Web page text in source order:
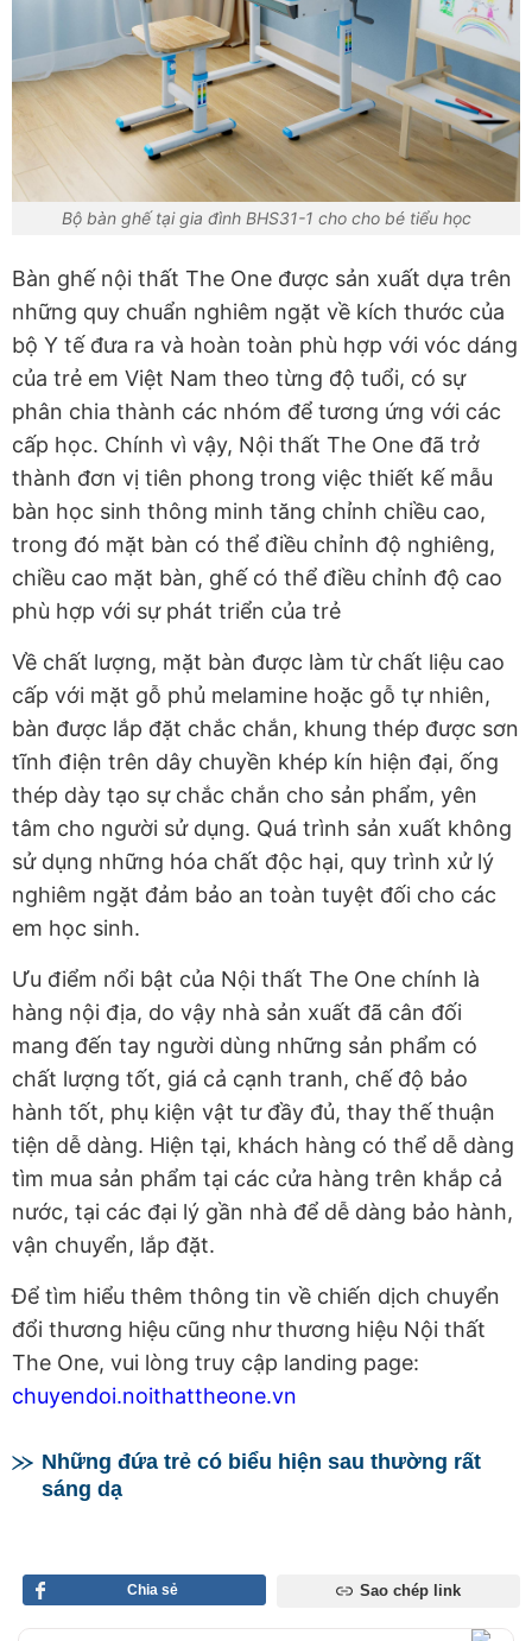
Bộ bàn ghế tại gia đình BHS31-1 cho cho bé tiểu học
Bàn ghế nội thất The One được sản xuất dựa trên
những quy chuẩn nghiêm ngặt về kích thước của
bộ Y tế đưa ra và hoàn toàn phù hợp với vóc dáng
của trẻ em Việt Nam theo từng độ tuổi, có sự
phân chia thành các nhóm để tương ứng với các
cấp học. Chính vì vậy, Nội thất The One đã trở
thành đơn vị tiên phong trong việc thiết kế mẫu
bàn học sinh thông minh tăng chỉnh chiều cao,
trong đó mặt bàn có thể điều chỉnh độ nghiêng,
chiều cao mặt bàn, ghế có thể điều chỉnh độ cao
phù hợp với sự phát triển của trẻ
Về chất lượng, mặt bàn được làm từ chất liệu cao
cấp với mặt gỗ phủ melamine hoặc gỗ tự nhiên,
bàn được lắp đặt chắc chắn, khung thép được sơn
tĩnh điện trên dây chuyền khép kín hiện đại, ống
thép dày tạo sự chắc chắn cho sản phẩm, yên
tâm cho người sử dụng. Quá trình sản xuất không
sử dụng những hóa chất độc hại, quy trình xử lý
nghiêm ngặt đảm bảo an toàn tuyệt đối cho các
em học sinh.
Ưu điểm nổi bật của Nội thất The One chính là
hàng nội địa, do vậy nhà sản xuất đã cân đối
mang đến tay người dùng những sản phẩm có
chất lượng tốt, giá cả cạnh tranh, chế độ bảo
hành tốt, phụ kiện vật tư đầy đủ, thay thế thuận
tiện dễ dàng. Hiện tại, khách hàng có thể dễ dàng
tìm mua sản phẩm tại các cửa hàng trên khắp cả
nước, tại các đại lý gần nhà để dễ dàng bảo hành,
vận chuyển, lắp đặt.
Để tìm hiểu thêm thông tin về chiến dịch chuyển
đổi thương hiệu cũng như thương hiệu Nội thất
The One, vui lòng truy cập landing page:
chuyendoi.noithattheone.vn
Những đứa trẻ có biểu hiện sau thường rất
sáng dạ
Chia sẻ Sao chép link